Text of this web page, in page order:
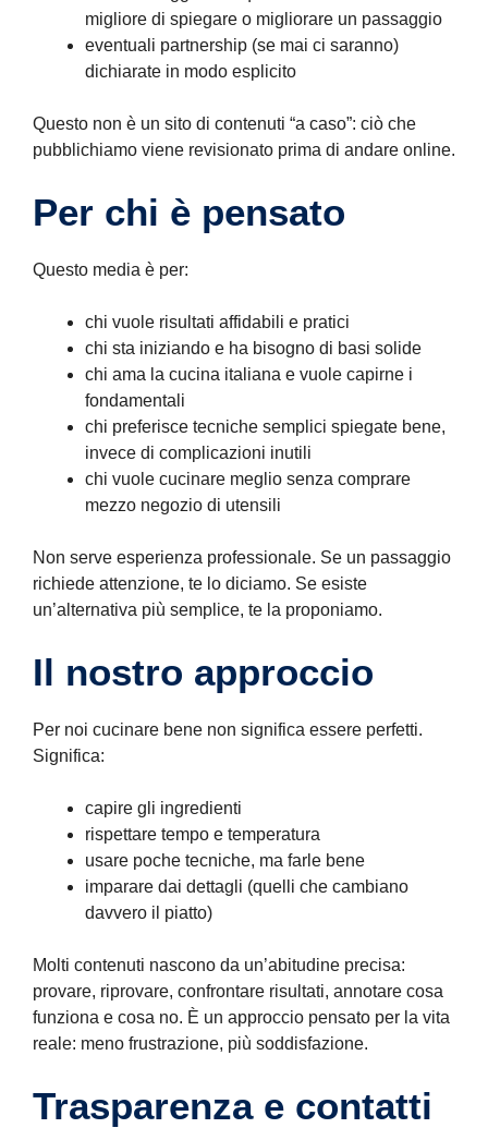
migliore di spiegare o migliorare un passaggio
eventuali partnership (se mai ci saranno)
dichiarate in modo esplicito
Questo non è un sito di contenuti “a caso”: ciò che
pubblichiamo viene revisionato prima di andare online.
Per chi è pensato
Questo media è per:
chi vuole risultati affidabili e pratici
chi sta iniziando e ha bisogno di basi solide
chi ama la cucina italiana e vuole capirne i
fondamentali
chi preferisce tecniche semplici spiegate bene,
invece di complicazioni inutili
chi vuole cucinare meglio senza comprare
mezzo negozio di utensili
Non serve esperienza professionale. Se un passaggio
richiede attenzione, te lo diciamo. Se esiste
un’alternativa più semplice, te la proponiamo.
Il nostro approccio
Per noi cucinare bene non significa essere perfetti.
Significa:
capire gli ingredienti
rispettare tempo e temperatura
usare poche tecniche, ma farle bene
imparare dai dettagli (quelli che cambiano
davvero il piatto)
Molti contenuti nascono da un’abitudine precisa:
provare, riprovare, confrontare risultati, annotare cosa
funziona e cosa no. È un approccio pensato per la vita
reale: meno frustrazione, più soddisfazione.
Trasparenza e contatti